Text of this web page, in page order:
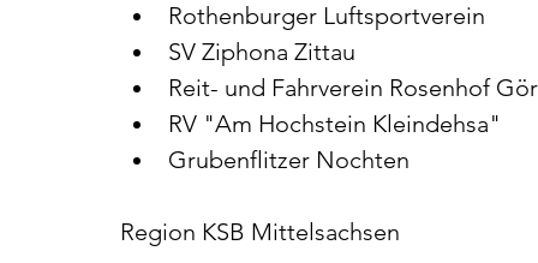
Rothenburger Luftsportverein
SV Ziphona Zittau
Reit- und Fahrverein Rosenhof
RV "Am Hochstein Kleindehsa"
Grubenflitzer Nochten
Region KSB Mittelsachsen